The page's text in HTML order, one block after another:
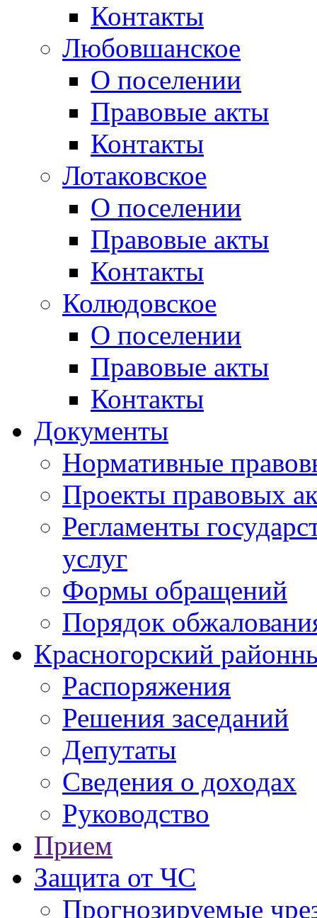
Контакты
Любовшанское
О поселении
Правовые акты
Контакты
Лотаковское
О поселении
Правовые акты
Контакты
Колюдовское
О поселении
Правовые акты
Контакты
Документы
Нормативные
Проекты правовых
Регламенты
услуг
Формы обращений
Порядок
Красногорский
Распоряжения
Решения заседаний
Депутаты
Сведения о доходах
Руководство
Прием
Защита от ЧС
Прогнозируемые